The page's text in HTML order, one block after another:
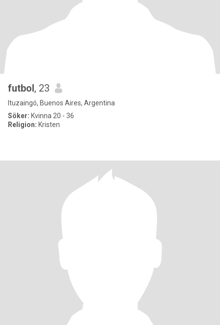
futbol, 23
Ituzaingó, Buenos Aires, Argentina
Söker: Kvinna 20 - 36
Religion: Kristen